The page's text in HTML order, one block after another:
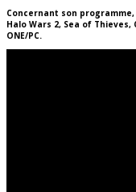
Concernant son
Halo Wars 2, Sea of
ONE/PC.